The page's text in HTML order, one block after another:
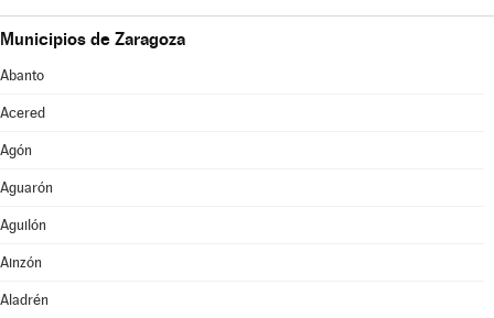
Municipios de Zaragoza
Abanto
Acered
Agón
Aguarón
Aguilón
Ainzón
Aladrén